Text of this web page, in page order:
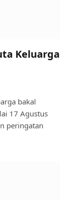
Keluarga
bakal
17 Agustus
peringatan